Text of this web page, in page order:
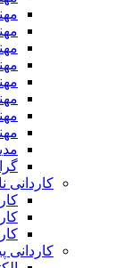
کاردانی
کاردانی